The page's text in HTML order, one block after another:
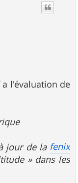
l'évaluation de
jour de la fenix
» dans les